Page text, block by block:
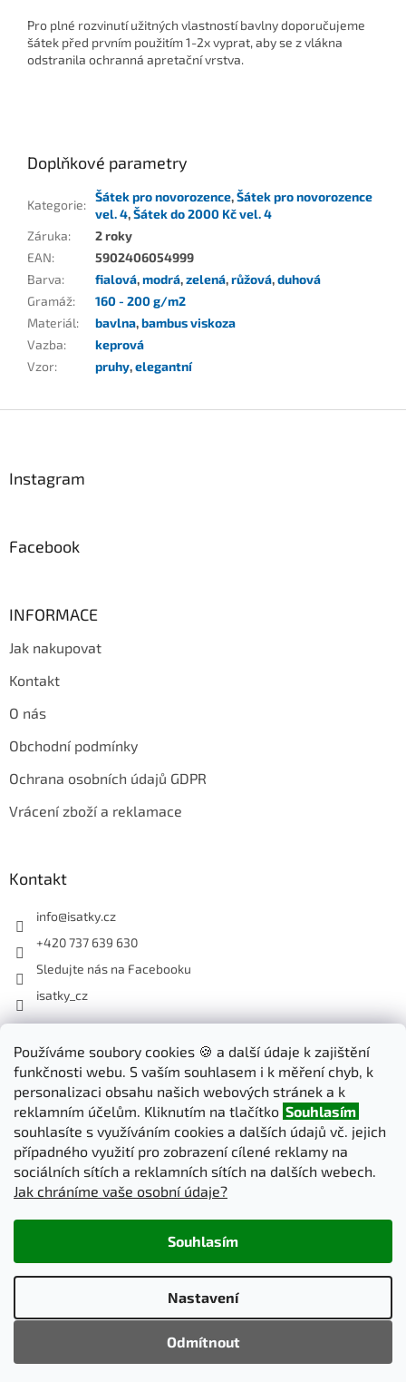
Používáme soubory cookies 🍪 a další údaje k zajištění
funkčnosti webu. S vaším souhlasem i k měření chyb, k
personalizaci obsahu našich webových stránek a k
reklamním účelům. Kliknutím na tlačítko Souhlasím
souhlasíte s využíváním cookies a dalších údajů vč. jejich
případného využití pro zobrazení cílené reklamy na
sociálních sítích a reklamních sítích na dalších webech.
Jak chráníme vaše osobní údaje?
Nastavení
Odmítnout
Souhlasím
Pro plné rozvinutí užitných vlastností bavlny doporučujeme
šátek před prvním použitím 1-2x vyprat, aby se z vlákna
odstranila ochranná apretační vrstva.
Doplňkové parametry
Kategorie:
Šátek pro novorozence,Šátek pro novorozence
vel. 4,Šátek do 2000 Kč vel. 4
Záruka:
2 roky
EAN:
5902406054999
Barva: fialová,modrá,zelená,růžová,duhová
Gramáž:
160 - 200 g/m2
Materiál: bavlna,bambus viskoza
Vazba:
keprová
Vzor: pruhy,elegantní
Instagram
Facebook
INFORMACE
Jak nakupovat
Kontakt
O nás
Obchodní podmínky
Ochrana osobních údajů GDPR
Vrácení zboží a reklamace
Kontakt
info@isatky.cz
+420 737 639 630
Sledujte nás na Facebooku
isatky_cz
Odebírat newsletter
Vložte svůj e-mail a my vám budeme zasílat informace o nových
produktech na našem e-shopu.
E-mail
PŘIHLÁSIT SE
nastavení cookies